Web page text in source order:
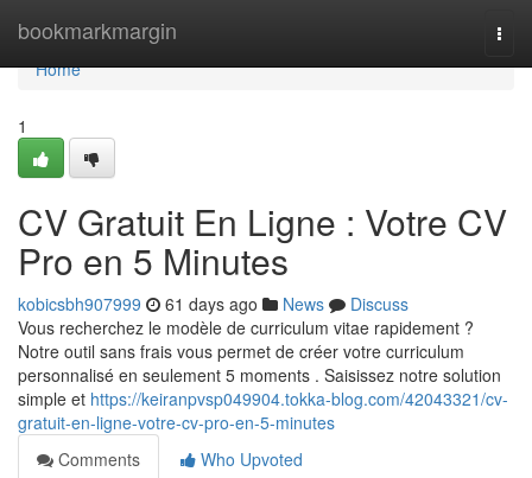
bookmarkmargin
Home
Home
1
CV Gratuit En Ligne : Votre CV
Pro en 5 Minutes
kobicsbh907999 61 days ago News
Discuss
Vous recherchez le modèle de curriculum vitae rapidement ?
Notre outil sans frais vous permet de créer votre curriculum
personnalisé en seulement 5 moments . Saisissez notre solution
simple et https://keiranpvsp049904.tokka-blog.com/42043321/cv-
gratuit-en-ligne-votre-cv-pro-en-5-minutes
Comments
Who Upvoted